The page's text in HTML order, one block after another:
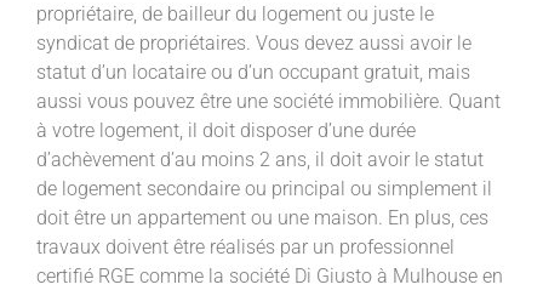
propriétaire, de bailleur du logement ou juste le
syndicat de propriétaires. Vous devez aussi avoir le
statut d’un locataire ou d’un occupant gratuit, mais
aussi vous pouvez être une société immobilière. Quant
à votre logement, il doit disposer d’une durée
d’achèvement d’au moins 2 ans, il doit avoir le statut
de logement secondaire ou principal ou simplement il
doit être un appartement ou une maison. En plus, ces
travaux doivent être réalisés par un professionnel
certifié RGE comme la société Di Giusto à Mulhouse en